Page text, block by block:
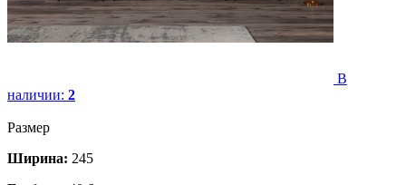
В
наличии: 2
Размер
Ширина: 245